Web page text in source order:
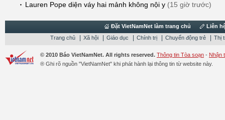
Lauren Pope diện váy hai mảnh không nội y (15 giờ trước)
Đặt VietNamNet làm trang chủ
Liên
Trang chủ
Xã hội Giáo dục Chính trị Chuyển động trẻ Thị
© 2010 Báo VietNamNet. All rights reserved. Thông tin Tòa soạn - Nhận
® Ghi rõ nguồn "VietNamNet" khi phát hành lại thông tin từ website này.